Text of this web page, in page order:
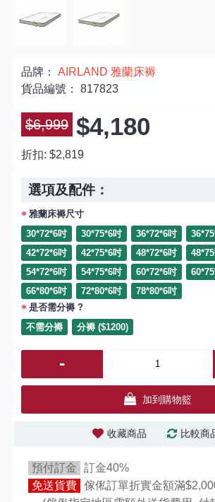
品牌： AIRLAND 雅蘭床褥
貨品編號： 817823
$6,999 $4,180
折扣: $2,819
選項及配件：
雅蘭床褥尺寸
30*72*6吋
30*75*6吋 36*72*6吋
42*72*6吋
42*75*6吋 48*72*6吋
54*72*6吋
54*75*6吋 60*72*6吋
66*80*6吋
72*80*6吋
78*80*6吋
是否需分褥 ?
不需分褥
分褥 ($1200)
-
加到購物籃
收藏商品 比較商
預付訂金
訂金40%
免送貨費 傢俬訂單折實金額滿